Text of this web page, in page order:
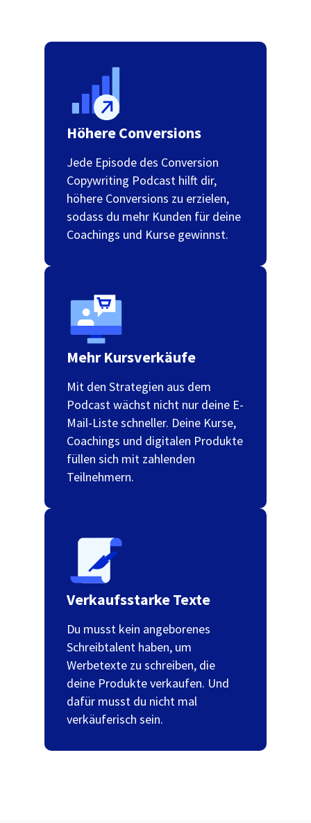
Höhere Conversions
Jede Episode des Conversion
Copywriting Podcast hilft dir,
höhere Conversions zu erzielen,
sodass du mehr Kunden für deine
Coachings und Kurse gewinnst.
Mehr Kursverkäufe
Mit den Strategien aus dem
Podcast wächst nicht nur deine E-
Mail-Liste schneller. Deine Kurse,
Coachings und digitalen Produkte
füllen sich mit zahlenden
Teilnehmern.
Verkaufsstarke Texte
Du musst kein angeborenes
Schreibtalent haben, um
Werbetexte zu schreiben, die
deine Produkte verkaufen. Und
dafür musst du nicht mal
verkäuferisch sein.